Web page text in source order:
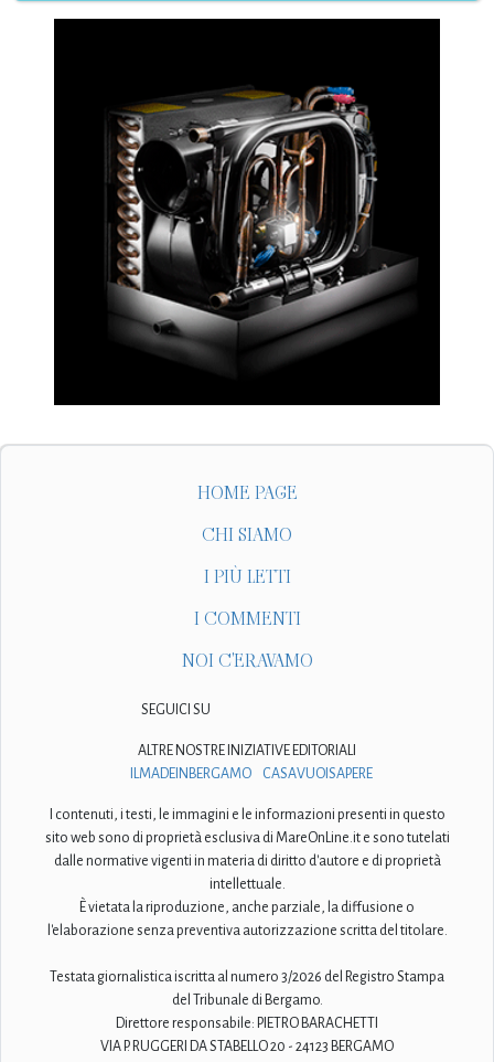
HOME PAGE
CHI SIAMO
I PIÙ LETTI
I COMMENTI
NOI C'ERAVAMO
SEGUICI SU
ALTRE NOSTRE INIZIATIVE EDITORIALI
ILMADEINBERGAMO
CASAVUOISAPERE
I contenuti, i testi, le immagini e le informazioni presenti in questo
sito web sono di proprietà esclusiva di MareOnLine.it e sono tutelati
dalle normative vigenti in materia di diritto d'autore e di proprietà
intellettuale.
È vietata la riproduzione, anche parziale, la diffusione o
l'elaborazione senza preventiva autorizzazione scritta del titolare.
Testata giornalistica iscritta al numero 3/2026 del Registro Stampa
del Tribunale di Bergamo.
Direttore responsabile: PIETRO BARACHETTI
VIA P. RUGGERI DA STABELLO 20 - 24123 BERGAMO